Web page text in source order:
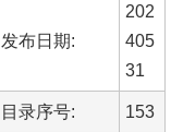
发布日期:
202
405
31
目录序号: 153